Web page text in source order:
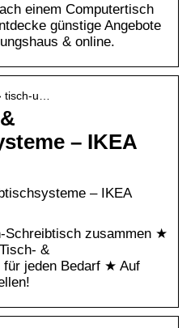
einem Computertisch
günstige Angebote
& online.
tisch-u…
– IKEA
– IKEA
Schreibtisch zusammen ★
&
jeden Bedarf ★ Auf